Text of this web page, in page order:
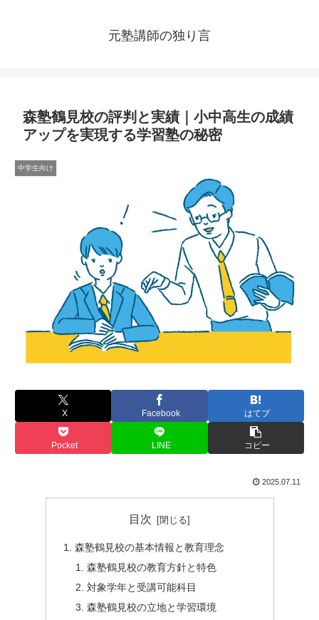
元塾講師の独り言
森塾鶴見校の評判と実績｜小中高生の成績
アップを実現する学習塾の秘密
中学生向け
X Facebook はてブ
Pocket LINE コピー
2025.07.11
目次
森塾鶴見校の基本情報と教育理念
森塾鶴見校の教育方針と特色
対象学年と受講可能科目
森塾鶴見校の立地と学習環境